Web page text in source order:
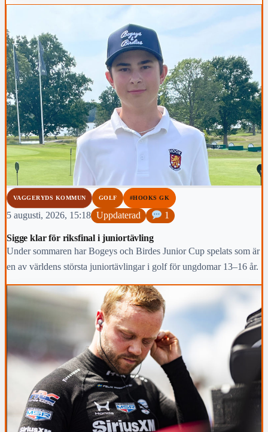
VAGGERYDS KOMMUN GOLF #HOOKS GK
5 augusti, 2026, 15:18 Uppdaterad 1
Sigge klar för riksfinal i juniortävling
Under sommaren har Bogeys och Birdes Junior Cup spelats som är
en av världens största juniortävlingar i golf för ungdomar 13–16 år.